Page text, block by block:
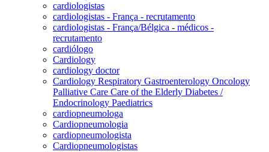
cardiologistas
cardiologistas - França - recrutamento
cardiologistas - França/Bélgica - médicos -
recrutamento
cardiólogo
Cardiology
cardiology doctor
Cardiology Respiratory Gastroenterology Oncology
Palliative Care Care of the Elderly Diabetes /
Endocrinology Paediatrics
cardiopneumologa
Cardiopneumologia
cardiopneumologista
Cardiopneumologistas